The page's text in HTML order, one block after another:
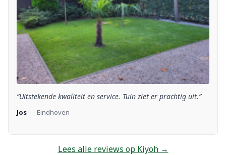
“Uitstekende kwaliteit en service. Tuin ziet er prachtig uit.”
Jos — Eindhoven
Lees alle reviews op Kiyoh →